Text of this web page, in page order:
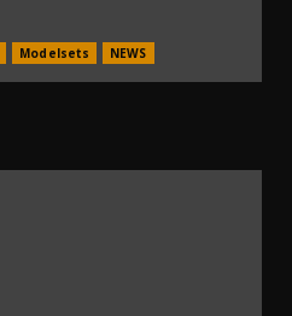
Modelsets NEWS